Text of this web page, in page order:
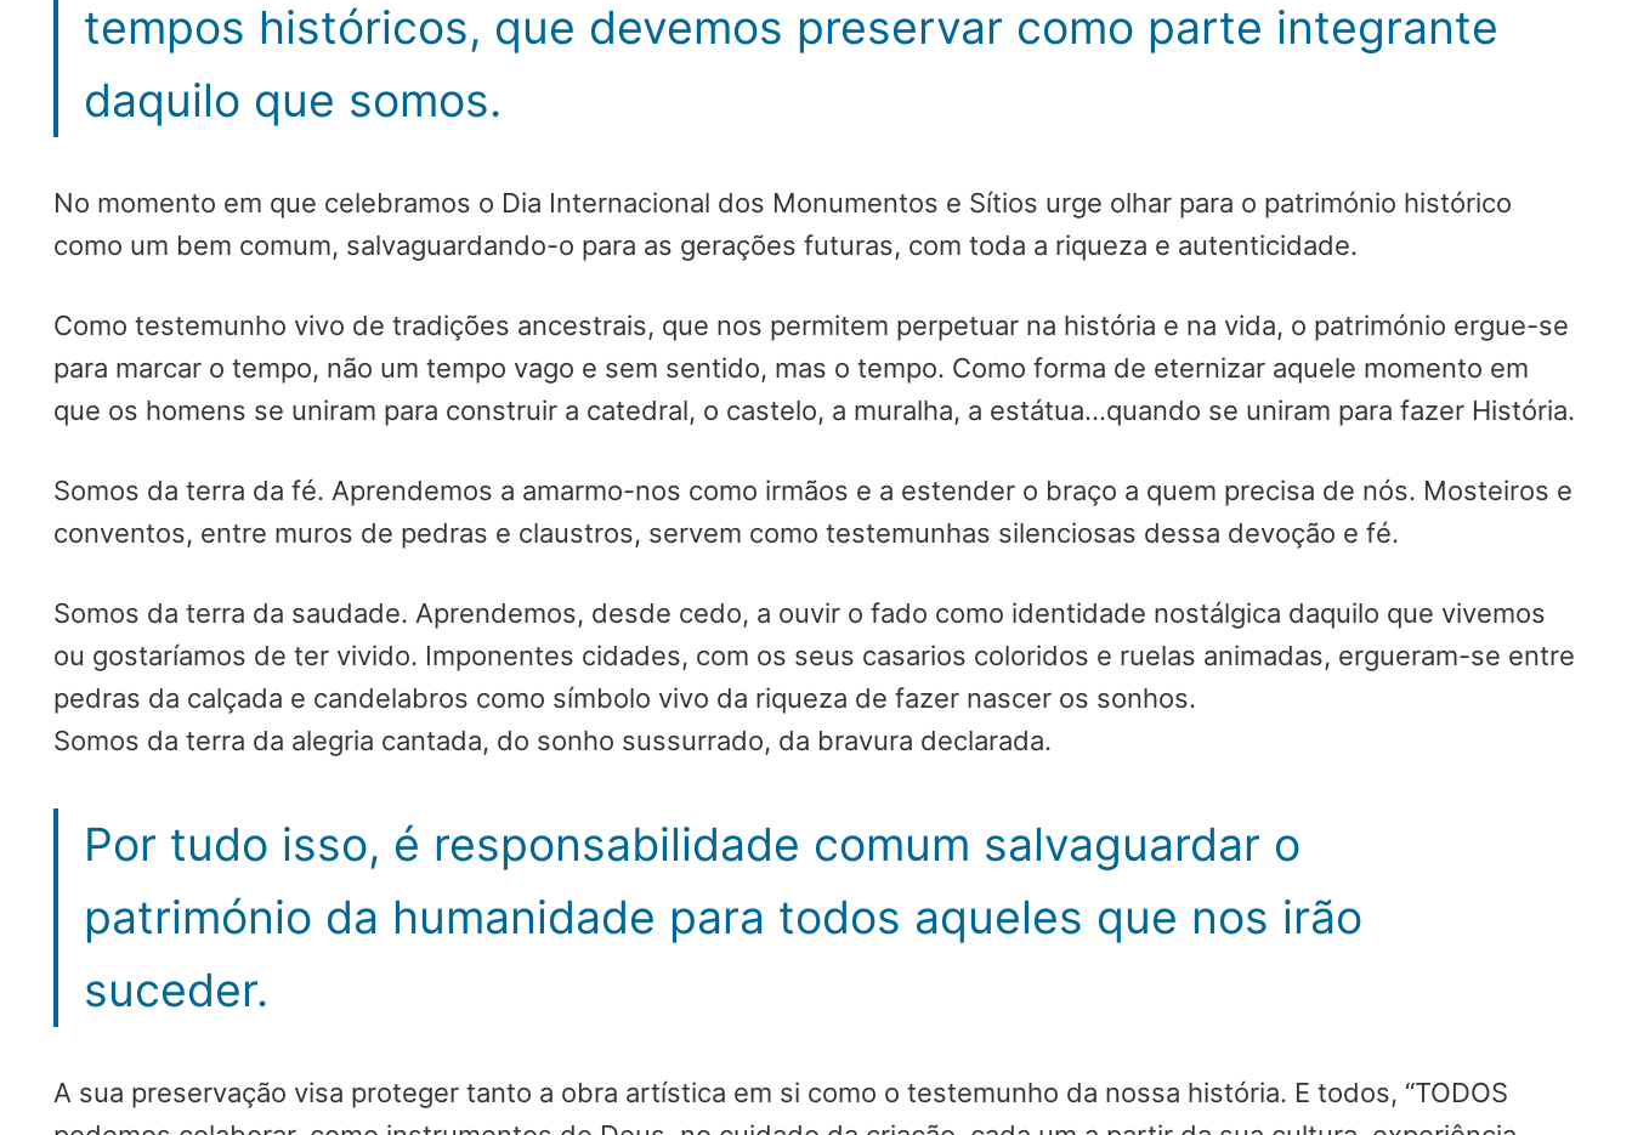
tempos históricos, que devemos preservar como parte integrante
daquilo que somos.
No momento em que celebramos o Dia Internacional dos Monumentos e Sítios urge olhar para o património histórico
como um bem comum, salvaguardando-o para as gerações futuras, com toda a riqueza e autenticidade.
Como testemunho vivo de tradições ancestrais, que nos permitem perpetuar na história e na vida, o património ergue-se
para marcar o tempo, não um tempo vago e sem sentido, mas o tempo. Como forma de eternizar aquele momento em
que os homens se uniram para construir a catedral, o castelo, a muralha, a estátua...quando se uniram para fazer História.
Somos da terra da fé. Aprendemos a amarmo-nos como irmãos e a estender o braço a quem precisa de nós. Mosteiros e
conventos, entre muros de pedras e claustros, servem como testemunhas silenciosas dessa devoção e fé.
Somos da terra da saudade. Aprendemos, desde cedo, a ouvir o fado como identidade nostálgica daquilo que vivemos
ou gostaríamos de ter vivido. Imponentes cidades, com os seus casarios coloridos e ruelas animadas, ergueram-se entre
pedras da calçada e candelabros como símbolo vivo da riqueza de fazer nascer os sonhos.
Somos da terra da alegria cantada, do sonho sussurrado, da bravura declarada.
Por tudo isso, é responsabilidade comum salvaguardar o
património da humanidade para todos aqueles que nos irão
suceder.
A sua preservação visa proteger tanto a obra artística em si como o testemunho da nossa história. E todos, “TODOS